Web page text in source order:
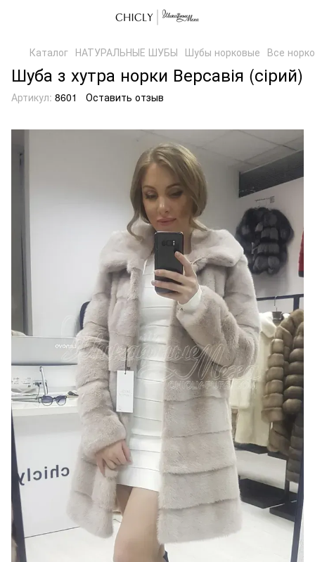
Каталог НАТУРАЛЬНЫЕ ШУБЫ Шубы норковые Все
Шуба з хутра норки Версавія (сірий)
Артикул: 8601 Оставить отзыв